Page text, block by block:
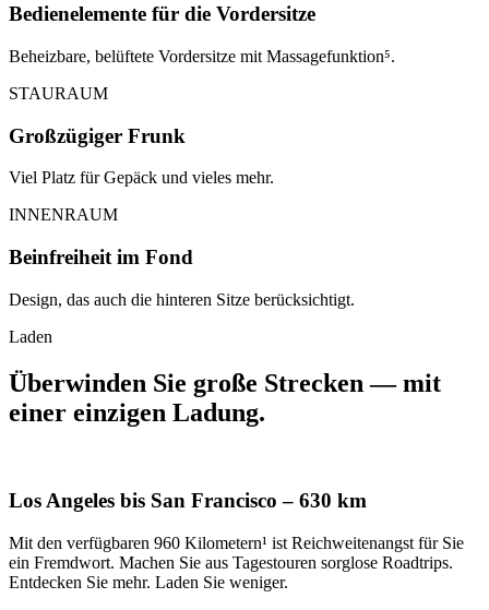
Bedienelemente für die Vordersitze
Beheizbare, belüftete Vordersitze mit Massagefunktion⁵.
STAURAUM
Großzügiger Frunk
Viel Platz für Gepäck und vieles mehr.
INNENRAUM
Beinfreiheit im Fond
Design, das auch die hinteren Sitze berücksichtigt.
Laden
Überwinden Sie große Strecken — mit
einer einzigen Ladung.
Los Angeles bis San Francisco – 630 km
Mit den verfügbaren 960 Kilometern¹ ist Reichweitenangst für Sie
ein Fremdwort. Machen Sie aus Tagestouren sorglose Roadtrips.
Entdecken Sie mehr. Laden Sie weniger.